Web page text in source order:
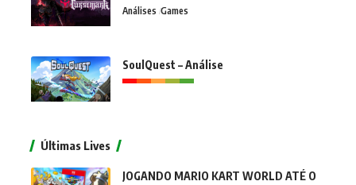
Análises Games
SoulQuest – Análise
Últimas Lives
JOGANDO MARIO KART WORLD ATÉ O